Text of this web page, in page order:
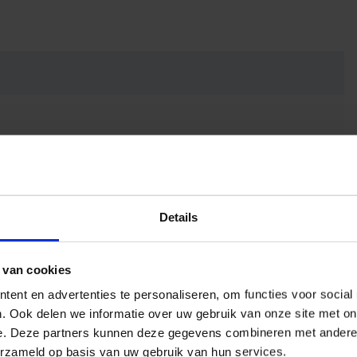
Details
cookies
en advertenties te personaliseren, om functies voor social
Ook delen we informatie over uw gebruik van onze site met
Deze partners kunnen deze gegevens combineren met
op basis van uw gebruik van hun services.